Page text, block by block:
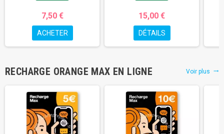
7,50 €
ACHETER
15,00 €
DÉTAILS
RECHARGE ORANGE MAX EN LIGNE Voir plus trending_flat